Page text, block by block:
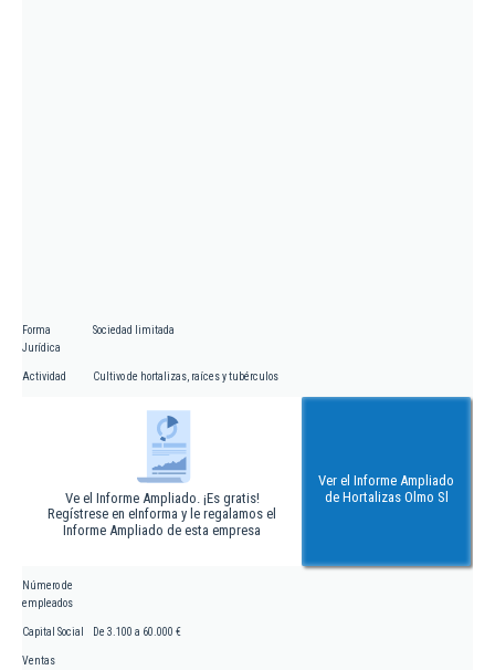
Forma
Jurídica
Sociedad limitada
Actividad Cultivo de hortalizas, raíces y tubérculos
Ve el Informe Ampliado. ¡Es gratis!
Regístrese en eInforma y le regalamos el
Informe Ampliado de esta empresa
Ver el Informe Ampliado
de Hortalizas Olmo Sl
Número de
empleados
Capital Social De 3.100 a 60.000 €
Ventas